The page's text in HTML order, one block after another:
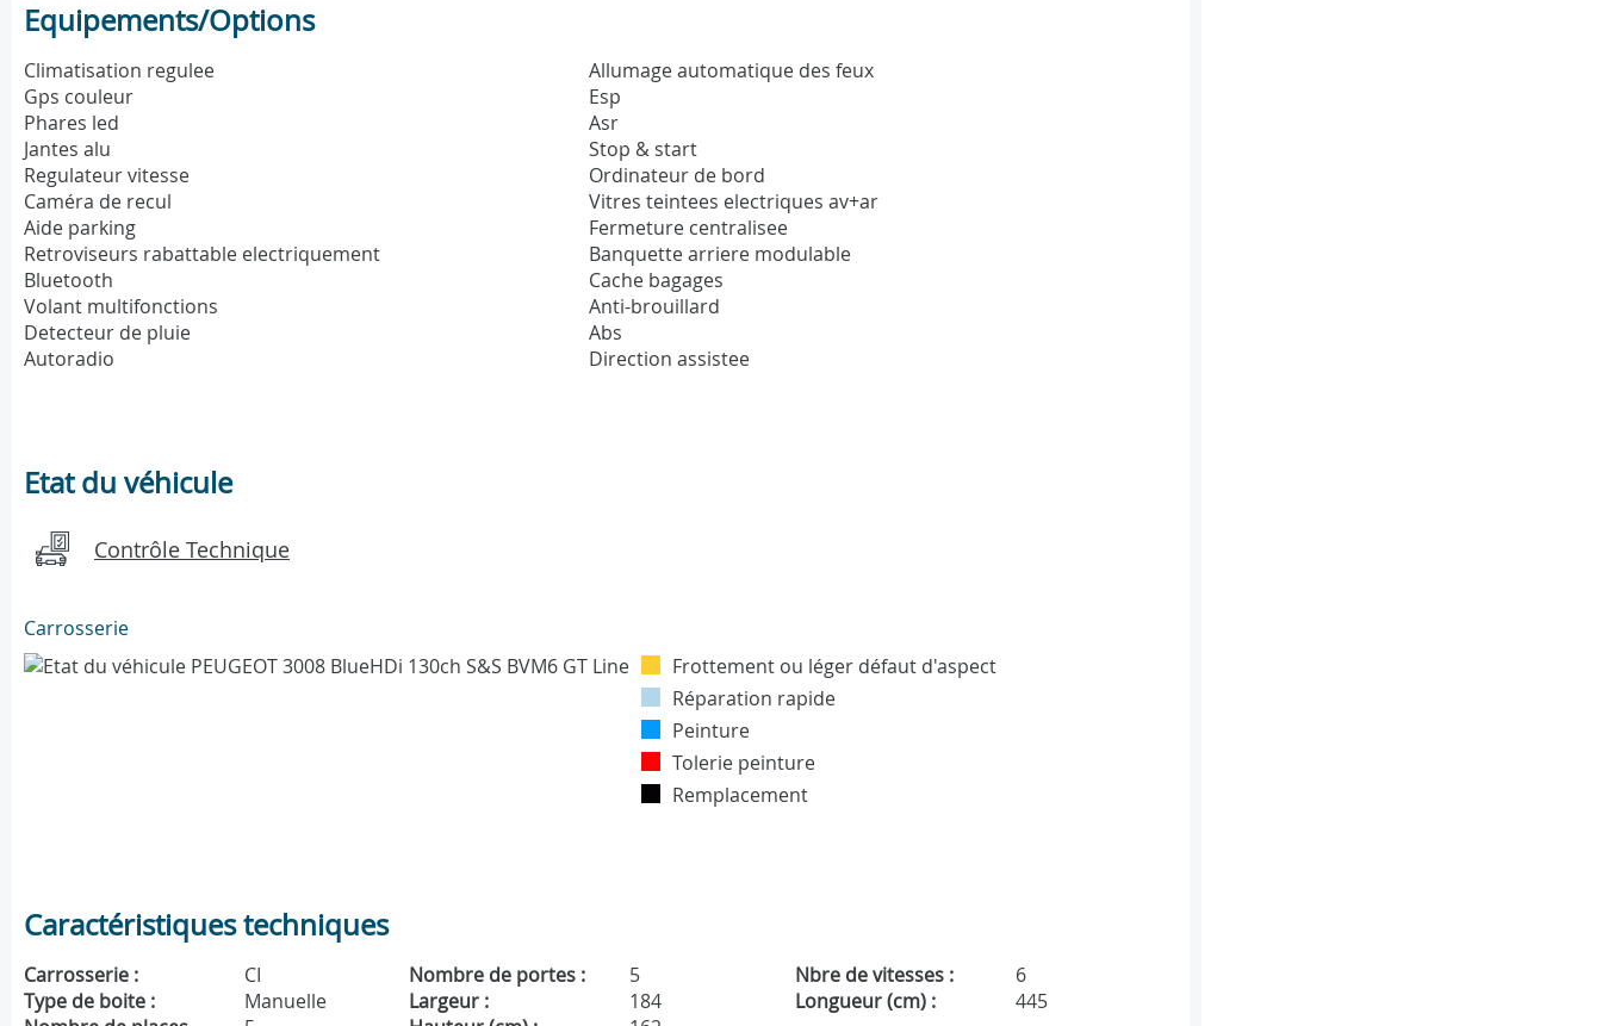
Equipements/Options
Climatisation regulee
Gps couleur
Phares led
Jantes alu
Regulateur vitesse
Caméra de recul
Aide parking
Retroviseurs rabattable electriquement
Bluetooth
Volant multifonctions
Detecteur de pluie
Autoradio
Allumage automatique des feux
Esp
Asr
Stop & start
Ordinateur de bord
Vitres teintees electriques av+ar
Fermeture centralisee
Banquette arriere modulable
Cache bagages
Anti-brouillard
Abs
Direction assistee
Etat du véhicule
Contrôle Technique
Carrosserie
Frottement ou léger défaut d'aspect
Réparation rapide
Peinture
Tolerie peinture
Remplacement
Caractéristiques techniques
Carrosserie : CI Nombre de portes : 5 Nbre de vitesses :
6
Type de boite :
Manuelle Largeur : 184 Longueur (cm) :
445